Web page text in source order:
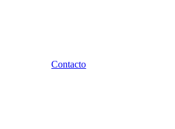
Contacto